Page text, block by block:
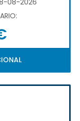
08-2026